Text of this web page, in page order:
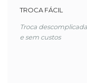
TROCA FÁCIL
Troca descomplicada
e sem custos